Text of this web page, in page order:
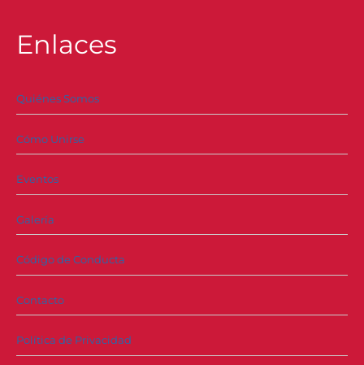
Enlaces
Quiénes Somos
Cómo Unirse
Eventos
Galería
Código de Conducta
Contacto
Política de Privacidad